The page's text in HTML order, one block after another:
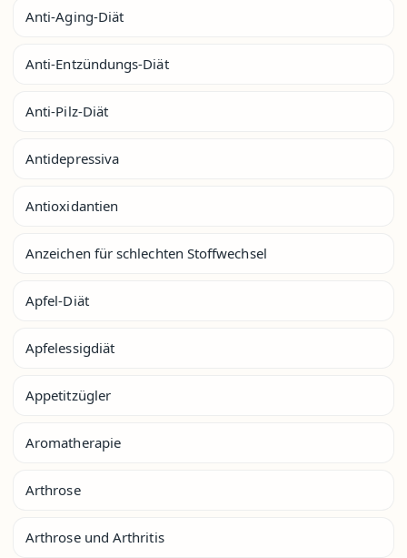
Anti-Aging-Diät
Anti-Entzündungs-Diät
Anti-Pilz-Diät
Antidepressiva
Antioxidantien
Anzeichen für schlechten Stoffwechsel
Apfel-Diät
Apfelessigdiät
Appetitzügler
Aromatherapie
Arthrose
Arthrose und Arthritis